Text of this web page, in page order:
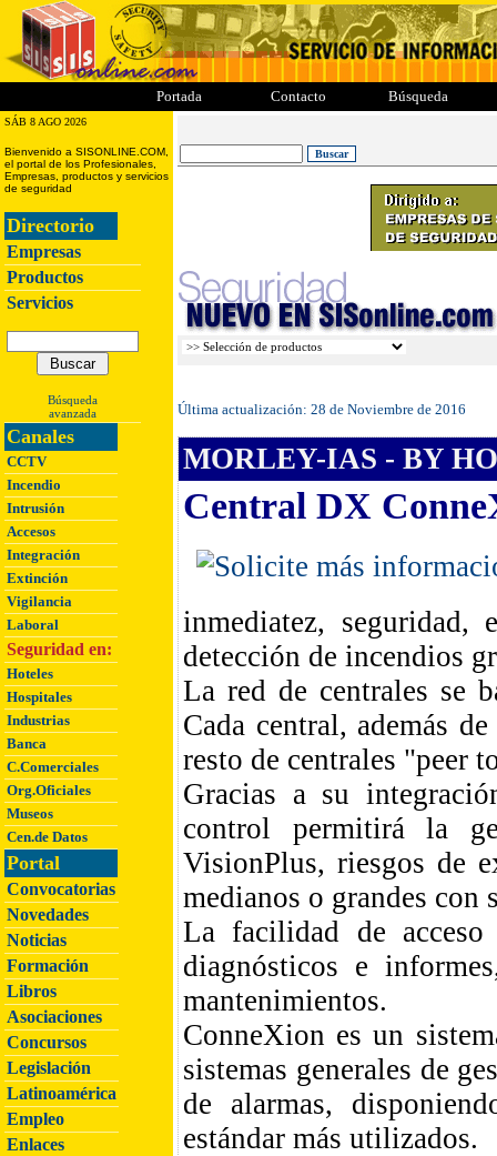
Portada Contacto Búsqueda
SÁB 8 AGO 2026
Bienvenido a SISONLINE.COM,
el portal de los Profesionales,
Empresas, productos y servicios
de seguridad
Directorio
Empresas
Productos
Servicios
Búsqueda
avanzada
Canales
CCTV
Incendio
Intrusión
Accesos
Integración
Extinción
Vigilancia
Laboral
Seguridad en:
Hoteles
Hospitales
Industrias
Banca
C.Comerciales
Org.Oficiales
Museos
Cen.de Datos
Portal
Convocatorias
Novedades
Noticias
Formación
Libros
Asociaciones
Concursos
Legislación
Latinoamérica
Empleo
Enlaces
Última actualización: 28 de Noviembre de 2016
MORLEY-IAS - BY
Central DX
inmediatez,
detección de incendios
La red de centrales se
Cada central, además
resto de centrales "peer
Gracias a su
control permitirá la
VisionPlus, riesgos de
medianos o grandes
La facilidad de
diagnósticos e
mantenimientos.
ConneXion es un
sistemas generales de
de alarmas,
estándar más utilizados.